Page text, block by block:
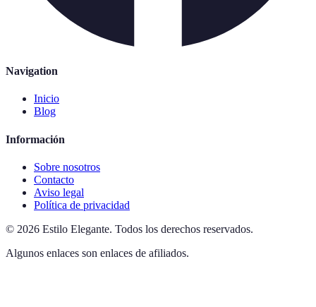
Navigation
Inicio
Blog
Información
Sobre nosotros
Contacto
Aviso legal
Política de privacidad
© 2026 Estilo Elegante. Todos los derechos reservados.
Algunos enlaces son enlaces de afiliados.